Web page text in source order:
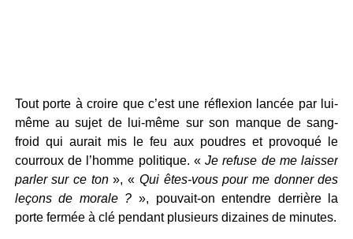
Tout porte à croire que c’est une réflexion lancée par lui-
même au sujet de lui-même sur son manque de sang-
froid qui aurait mis le feu aux poudres et provoqué le
courroux de l’homme politique. «Je refuse de me laisser
parler sur ce ton», « Qui êtes-vous pour me donner des
leçons de morale ? », pouvait-on entendre derrière la
porte fermée à clé pendant plusieurs dizaines de minutes.